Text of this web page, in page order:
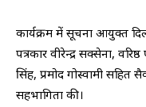
कार्यक्रम में सूचना आयुक्त
पत्रकार वीरेन्द्र सक्सेना,
सिंह, प्रमोद गोस्वामी सहित
सहभागिता की।